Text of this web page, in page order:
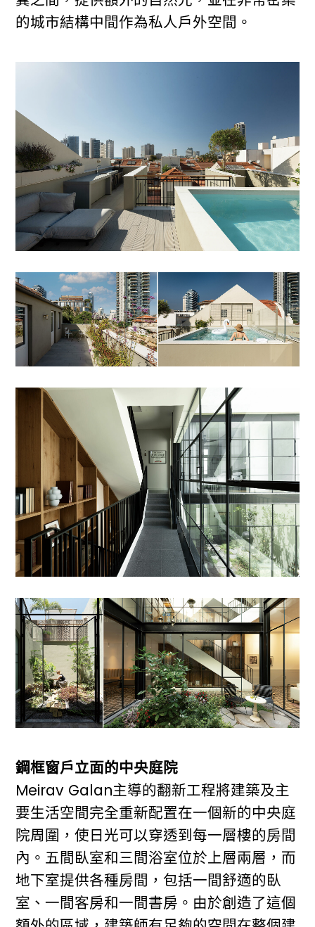
的城市結構中間作為私人戶外空間。
鋼框窗戶立面的中央庭院
Meirav Galan主導的翻新工程將建築及主
要生活空間完全重新配置在一個新的中央庭
院周圍，使日光可以穿透到每一層樓的房間
內。五間臥室和三間浴室位於上層兩層，而
地下室提供各種房間，包括一間舒適的臥
室、一間客房和一間書房。由於創造了這個